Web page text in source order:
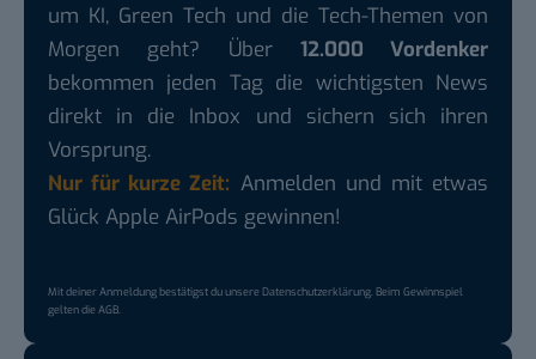
um KI, Green Tech und die Tech-Themen von
Morgen geht? Über 12.000 Vordenker
bekommen jeden Tag die wichtigsten News
direkt in die Inbox und sichern sich ihren
Vorsprung.
Nur für kurze Zeit: Anmelden und mit etwas
Glück Apple AirPods gewinnen!
Mit deiner Anmeldung bestätigst du unsereDatenschutzerklärung. Beim Gewinnspiel
gelten dieAGB.